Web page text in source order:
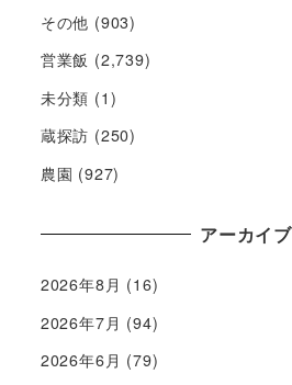
その他 (903)
営業飯 (2,739)
未分類 (1)
蔵探訪 (250)
農園 (927)
アーカイブ
2026年8月 (16)
2026年7月 (94)
2026年6月 (79)